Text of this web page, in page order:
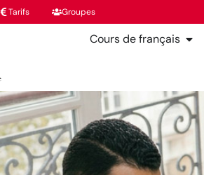
Tarifs Groupes
Cours de français